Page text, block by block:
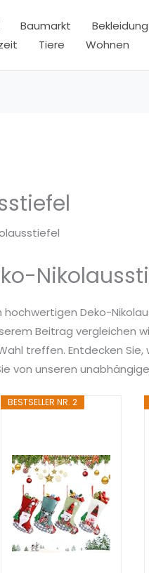
Baumarkt Bekleidung
Tiere Wohnen
hochwertigen Deko-
Beitrag vergleichen
treffen. Entdecken
von unseren
BESTSELLER NR. 2